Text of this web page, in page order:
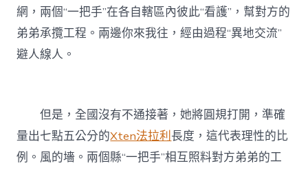
網，兩個“一把手”在各自轄區內彼此“看護”，幫對方的
弟弟承攬工程。兩邊你來我往，經由過程“異地交流”
避人線人。
但是，全國沒有不通接著，她將圓規打開，準確
量出七點五公分的Xten法拉利長度，這代表理性的比
例。風的墻。兩個縣“一把手”相互照料對方弟弟的工